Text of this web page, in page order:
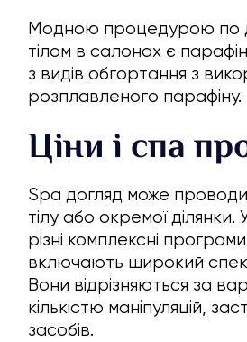
Модною процедурою по
тілом в салонах є
з видів обгортання з
розплавленого парафіну.
Ціни і спа
Spa догляд може
тілу або окремої ділянки.
різні комплексні
включають широкий
Вони відрізняються за
кількістю маніпуляцій,
засобів.